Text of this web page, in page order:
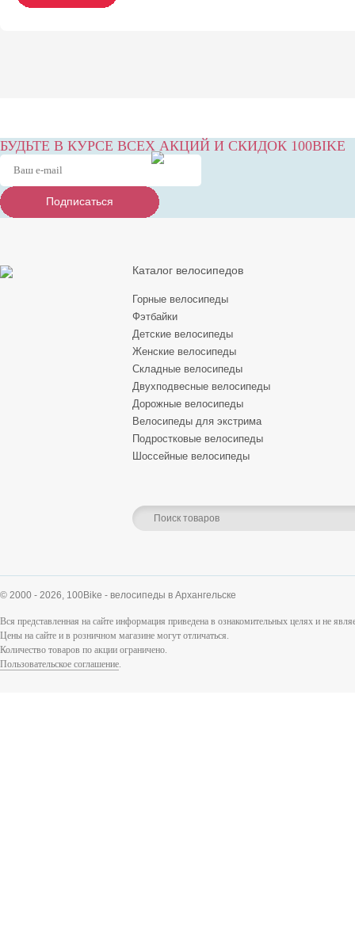
БУДЬТЕ В КУРСЕ ВСЕХ АКЦИЙ И СКИДОК 100BIKE
Подписаться
Подписаться
Подписаться
Каталог велосипедов
Горные велосипеды
Фэтбайки
Детские велосипеды
Женские велосипеды
Складные велосипеды
Двухподвесные велосипеды
Дорожные велосипеды
Велосипеды для экстрима
Подростковые велосипеды
Шоссейные велосипеды
© 2000 - 2026, 100Bike - велосипеды в Архангельске
Вся представленная на сайте информация приведена в ознакомительных целях и не
Цены на сайте и в розничном магазине могут отличаться.
Количество товаров по акции ограничено.
Пользовательское соглашение.